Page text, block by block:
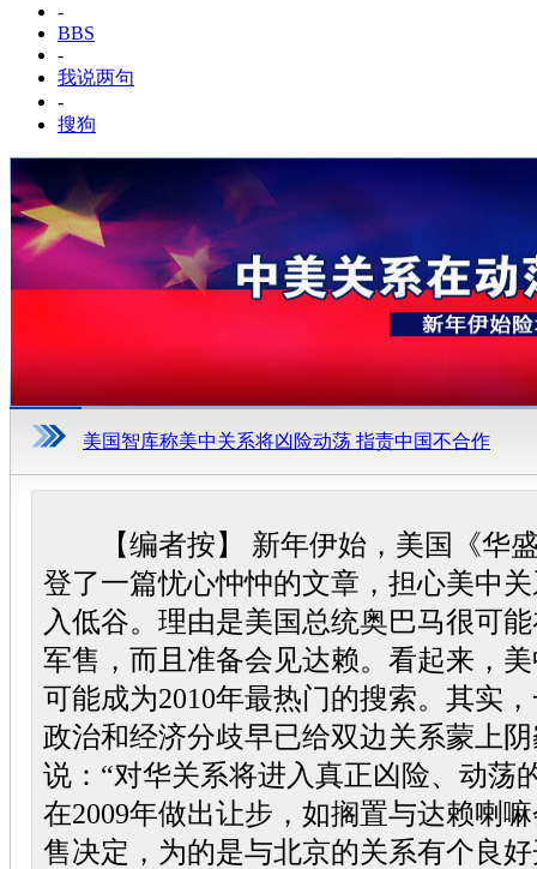
-
BBS
-
我说两句
-
搜狗
美国智库称美中关系将凶险动荡 指责中国不合作
【编者按】 新年伊始，美国《华
登了一篇忧心忡忡的文章，担心美中
入低谷。理由是美国总统奥巴马很可
军售，而且准备会见达赖。看起来，
可能成为2010年最热门的搜索。其实
政治和经济分歧早已给双边关系蒙上
说：“对华关系将进入真正凶险、动荡
在2009年做出让步，如搁置与达赖喇
售决定，为的是与北京的关系有个良